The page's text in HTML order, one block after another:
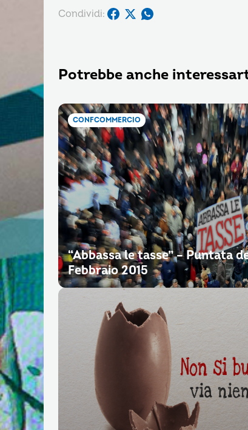
Condividi:
Potrebbe anche
CONFCOMMERCIO
“Abbassa le tasse” – Puntata
Febbraio 2015